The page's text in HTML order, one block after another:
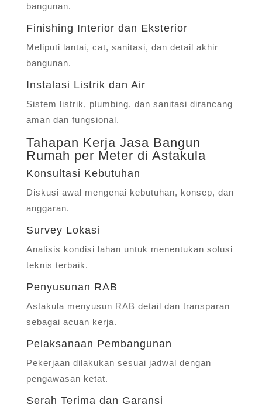
bangunan.
Finishing Interior dan Eksterior
Meliputi lantai, cat, sanitasi, dan detail akhir
bangunan.
Instalasi Listrik dan Air
Sistem listrik, plumbing, dan sanitasi dirancang
aman dan fungsional.
Tahapan Kerja Jasa Bangun
Rumah per Meter di Astakula
Konsultasi Kebutuhan
Diskusi awal mengenai kebutuhan, konsep, dan
anggaran.
Survey Lokasi
Analisis kondisi lahan untuk menentukan solusi
teknis terbaik.
Penyusunan RAB
Astakula menyusun RAB detail dan transparan
sebagai acuan kerja.
Pelaksanaan Pembangunan
Pekerjaan dilakukan sesuai jadwal dengan
pengawasan ketat.
Serah Terima dan Garansi